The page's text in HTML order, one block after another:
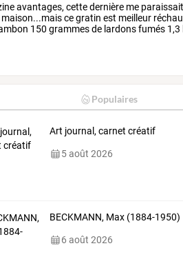
avantages, cettedernière me paraissait
maison...maiscegratin est meilleur
150 grammesde lardonsfumés 1,3
Populaires
Art journal, carnet créatif
5 août 2026
BECKMANN, Max (1884-1950)
6 août 2026